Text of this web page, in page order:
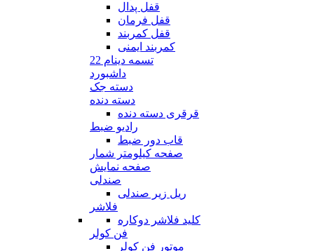
قفل پدال
قفل فرمان
قفل کمربند
کمربند ایمنی
تسمه دینام 22
داشبورد
دسته جک
دسته دنده
قرقری دسته دنده
رادیو ضبط
قاب دور ضبط
صفحه کیلومتر شمار
صفحه نمایش
صندلی
ریل زیر صندلی
فلاشر
کلید فلاشر دوکاره
فن کولر
موتور فن کولر